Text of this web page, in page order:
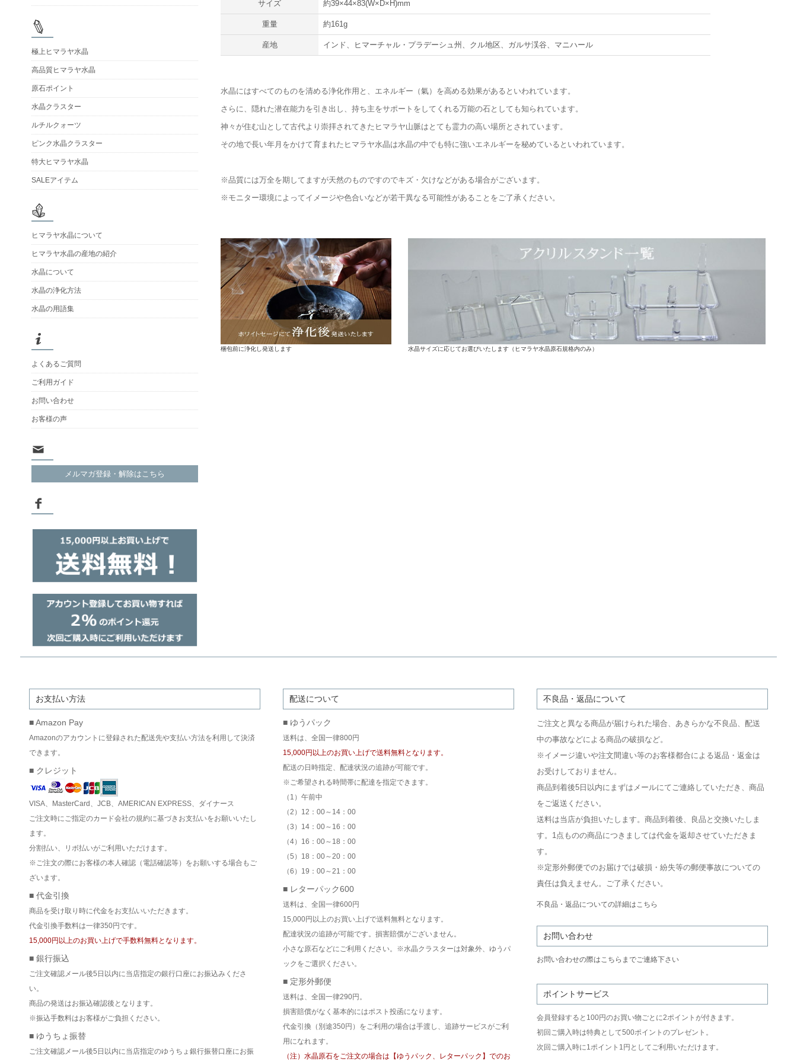
サイズ 約39×44×83(W×D×H)mm
重量 約161g
産地 インド、ヒマーチャル・プラデーシュ州、クル地区、ガルサ渓谷、マニハール
水晶にはすべてのものを清める浄化作用と、エネルギー（氣）を高める効果があるといわれています。
さらに、隠れた潜在能力を引き出し、持ち主をサポートをしてくれる万能の石としても知られています。
神々が住む山として古代より崇拝されてきたヒマラヤ山脈はとても霊力の高い場所とされています。
その地で長い年月をかけて育まれたヒマラヤ水晶は水晶の中でも特に強いエネルギーを秘めているといわれています。
※品質には万全を期してますが天然のものですのでキズ・欠けなどがある場合がございます。
※モニター環境によってイメージや色合いなどが若干異なる可能性があることをご了承ください。
梱包前に浄化し発送します 水晶サイズに応じてお選びいたします（ヒマラヤ水晶原石規格内のみ）
極上ヒマラヤ水晶
高品質ヒマラヤ水晶
原石ポイント
水晶クラスター
ルチルクォーツ
ピンク水晶クラスター
特大ヒマラヤ水晶
SALEアイテム
ヒマラヤ水晶について
ヒマラヤ水晶の産地の紹介
水晶について
水晶の浄化方法
水晶の用語集
よくあるご質問
ご利用ガイド
お問い合わせ
お客様の声
メルマガ登録・解除はこちら
お支払い方法
■ Amazon Pay
Amazonのアカウントに登録された配送先や支払い方法を利用して決済
できます。
■ クレジット
VISA、MasterCard、JCB、AMERICAN EXPRESS、ダイナース
ご注文時にご指定のカード会社の規約に基づきお支払いをお願いいたし
ます。
分割払い、リボ払いがご利用いただけます。
※ご注文の際にお客様の本人確認（電話確認等）をお願いする場合もご
ざいます。
■ 代金引換
商品を受け取り時に代金をお支払いいただきます。
代金引換手数料は一律350円です。
15,000円以上のお買い上げで手数料無料となります。
■ 銀行振込
ご注文確認メール後5日以内に当店指定の銀行口座にお振込みくださ
い。
商品の発送はお振込確認後となります。
※振込手数料はお客様がご負担ください。
■ ゆうちょ振替
ご注文確認メール後5日以内に当店指定のゆうちょ銀行振替口座にお振
配送について
■ ゆうパック
送料は、全国一律800円
15,000円以上のお買い上げで送料無料となります。
配送の日時指定、配達状況の追跡が可能です。
※ご希望される時間帯に配達を指定できます。
（1）午前中
（2）12：00～14：00
（3）14：00～16：00
（4）16：00～18：00
（5）18：00～20：00
（6）19：00～21：00
■ レターパック600
送料は、全国一律600円
15,000円以上のお買い上げで送料無料となります。
配達状況の追跡が可能です。損害賠償がございません。
小さな原石などにご利用ください。※水晶クラスターは対象外、ゆうパ
ックをご選択ください。
■ 定形外郵便
送料は、全国一律290円。
損害賠償がなく基本的にはポスト投函になります。
代金引換（別途350円）をご利用の場合は手渡し、追跡サービスがご利
用になれます。
（注）水晶原石をご注文の場合は【ゆうパック、レターパック】でのお
不良品・返品について
ご注文と異なる商品が届けられた場合、あきらかな不良品、配送
中の事故などによる商品の破損など。
※イメージ違いや注文間違い等のお客様都合による返品・返金は
お受けしておりません。
商品到着後5日以内にまずはメールにてご連絡していただき、商品
をご返送ください。
送料は当店が負担いたします。商品到着後、良品と交換いたしま
す。1点ものの商品につきましては代金を返却させていただきま
す。
※定形外郵便でのお届けでは破損・紛失等の郵便事故についての
責任は負えません。ご了承ください。
不良品・返品についての詳細はこちら
お問い合わせ
お問い合わせの際はこちらまでご連絡下さい
ポイントサービス
会員登録すると100円のお買い物ごとに2ポイントが付きます。
初回ご購入時は特典として500ポイントのプレゼント。
次回ご購入時に1ポイント1円としてご利用いただけます。